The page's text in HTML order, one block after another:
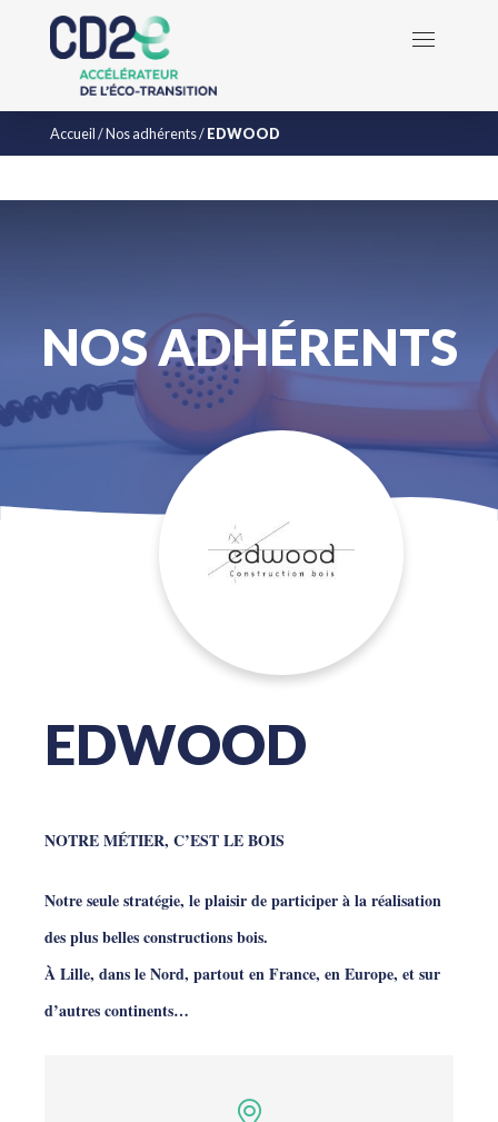
Accueil/Nos adhérents/EDWOOD
NOS ADHÉRENTS
EDWOOD
NOTRE MÉTIER, C’EST LE BOIS
Notre seule stratégie, le plaisir de participer à la réalisation
des plus belles constructions bois.
À Lille, dans le Nord, partout en France, en Europe, et sur
d’autres continents…